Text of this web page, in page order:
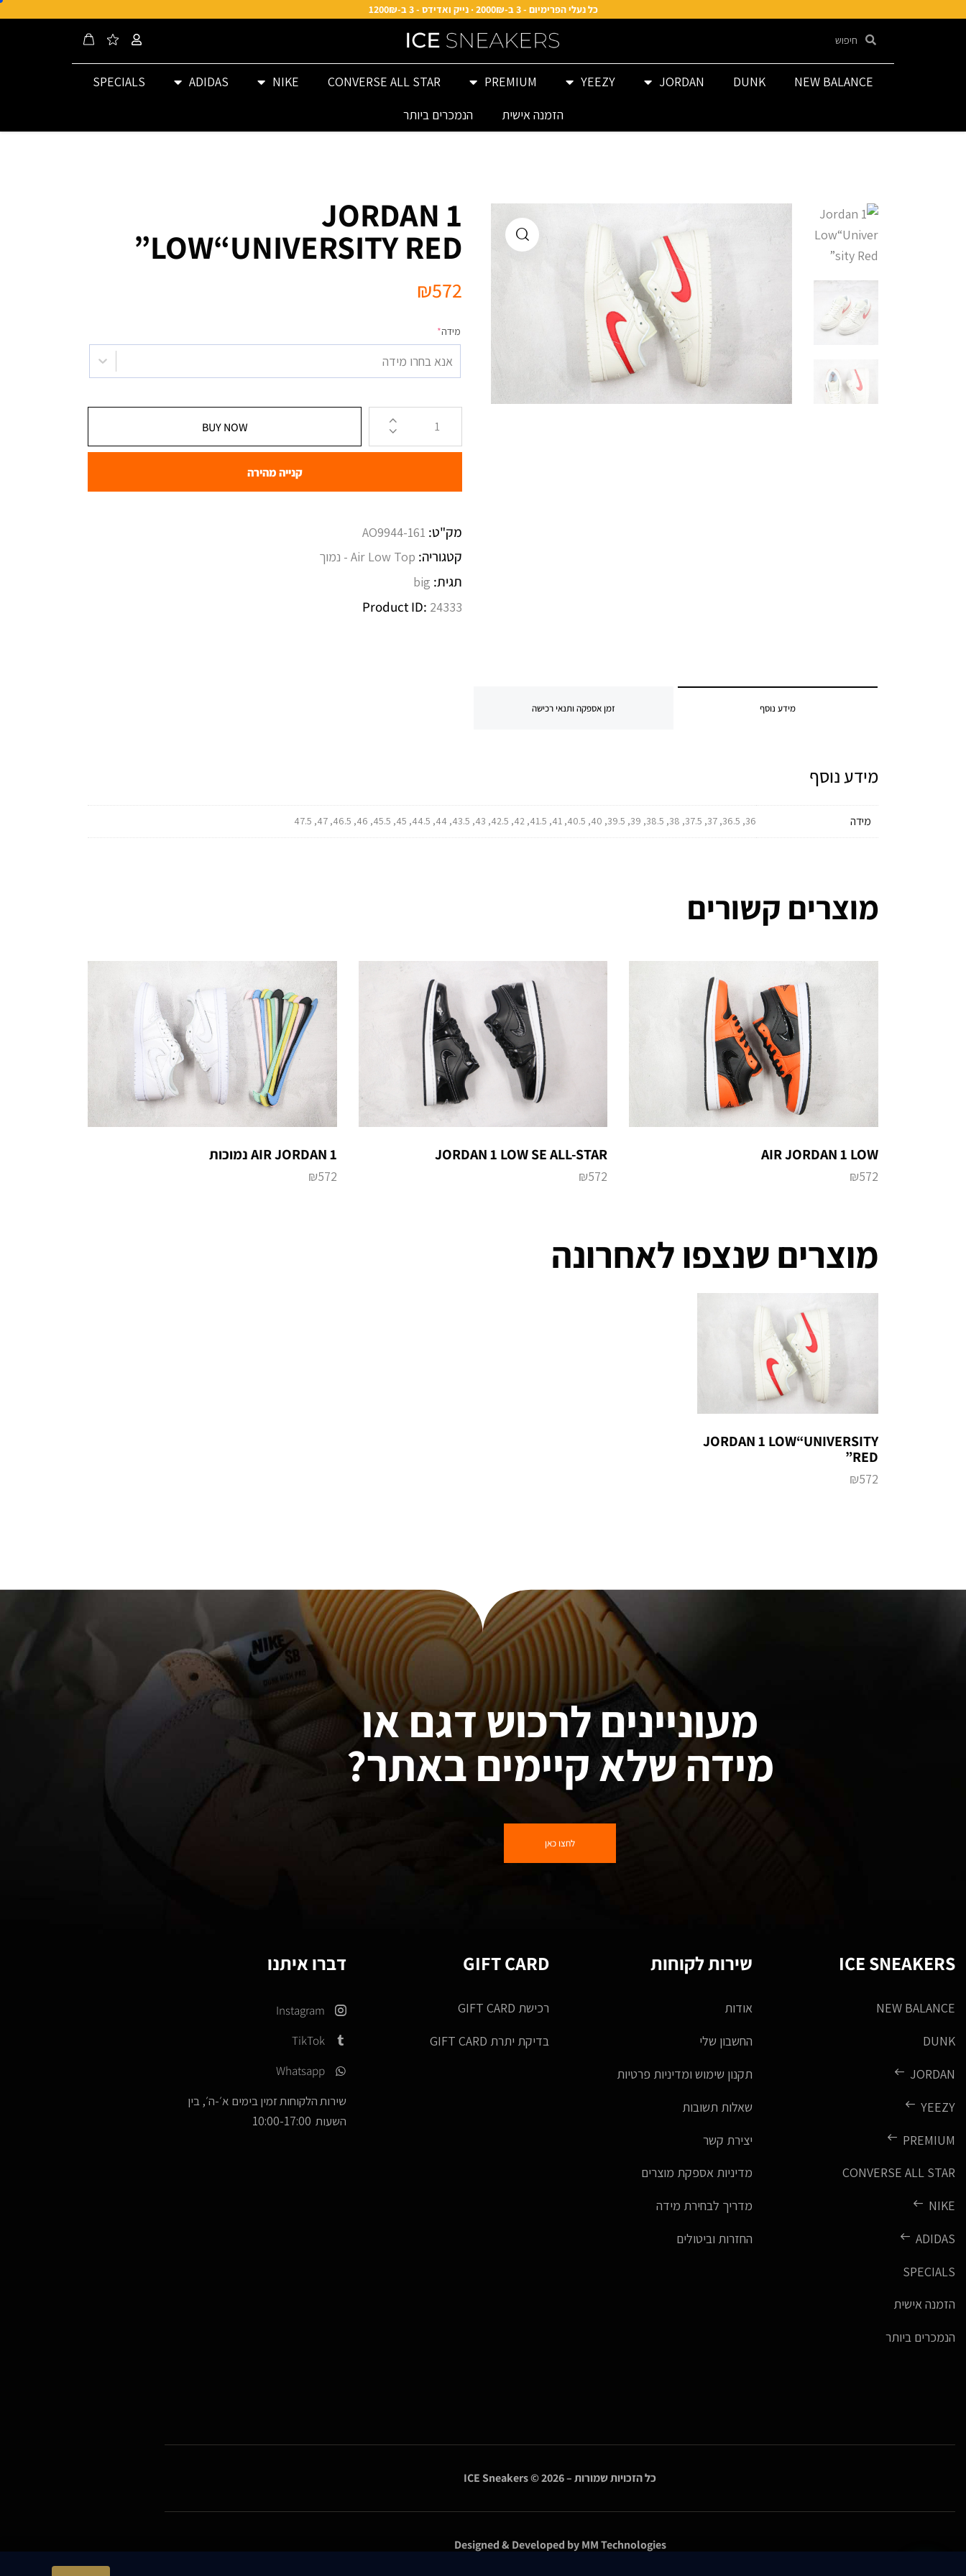
כל נעלי הפרימיום - 3 ב-2000₪ · נייק ואדידס - 3 ב-1200₪
NEW BALANCE
DUNK
JORDAN
YEEZY
PREMIUM
CONVERSE ALL STAR
NIKE
ADIDAS
SPECIALS
הזמנה אישית
הנמכרים ביותר
JORDAN 1
LOW“UNIVERSITY RED”
₪572
מידה*
אנא בחרו מידה
BUY NOW
קנייה מהירה
מק"ט: AO9944-161
קטגוריה: Air Low Top - נמוך
תגית: big
Product ID: 24333
מידע נוסף זמן אספקה ותנאי רכישה
מידע נוסף
מידה 36, 36.5, 37, 37.5, 38, 38.5, 39, 39.5, 40, 40.5, 41, 41.5, 42, 42.5, 43, 43.5, 44, 44.5, 45, 45.5, 46, 46.5, 47, 47.5
מוצרים קשורים
AIR JORDAN 1 LOW
₪572
JORDAN 1 LOW SE ALL-STAR
₪572
AIR JORDAN 1 נמוכות
₪572
מוצרים שנצפו לאחרונה
JORDAN 1 LOW“UNIVERSITY
RED”
₪572
מעוניינים לרכוש דגם או
מידה שלא קיימים באתר?
לחצו כאן
ICE SNEAKERS
NEW BALANCE
DUNK
JORDAN
YEEZY
PREMIUM
CONVERSE ALL STAR
NIKE
ADIDAS
SPECIALS
הזמנה אישית
הנמכרים ביותר
שירות לקוחות
אודות
החשבון שלי
תקנון שימוש ומדיניות פרטיות
שאלות תשובות
יצירת קשר
מדיניות אספקת מוצרים
מדריך לבחירת מידה
החזרות וביטולים
GIFT CARD
רכישת GIFT CARD
בדיקת יתרת GIFT CARD
דברו איתנו
Instagram
TikTok
Whatsapp
שירות הלקוחות זמין בימים א׳-ה׳, בין
השעות 10:00-17:00
כל הזכויות שמורות – ICE Sneakers© 2026
Designed & Developed byMM Technologies